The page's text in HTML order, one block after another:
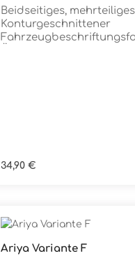
Beidseitiges,
Konturgeschnittener
Regulärer Preis:
34,90 €
Ariya Variante F